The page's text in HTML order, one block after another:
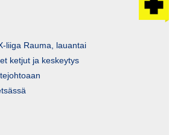
liiga Rauma, lauantai
ketjut ja keskeytys